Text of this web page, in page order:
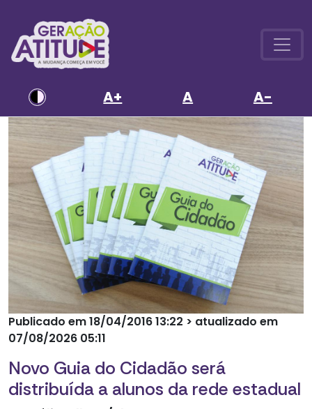
A+ A A-
Publicado em 18/04/2016 13:22 > atualizado em
07/08/2026 05:11
Novo Guia do Cidadão será
distribuída a alunos da rede estadual